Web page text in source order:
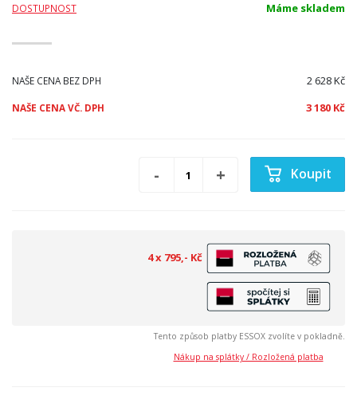
DOSTUPNOST Máme skladem
NAŠE CENA BEZ DPH 2 628 Kč
NAŠE CENA VČ. DPH 3 180 Kč
Koupit
4 x 795,- Kč
Tento způsob platby ESSOX zvolíte v pokladně.
Nákup na splátky / Rozložená platba